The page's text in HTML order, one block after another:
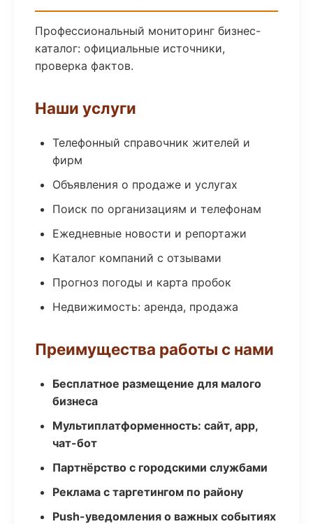
Профессиональный мониторинг бизнес-
каталог: официальные источники,
проверка фактов.
Наши услуги
Телефонный справочник жителей и
фирм
Объявления о продаже и услугах
Поиск по организациям и телефонам
Ежедневные новости и репортажи
Каталог компаний с отзывами
Прогноз погоды и карта пробок
Недвижимость: аренда, продажа
Преимущества работы с нами
Бесплатное размещение для малого
бизнеса
Мультиплатформенность: сайт, app,
чат-бот
Партнёрство с городскими службами
Реклама с таргетингом по району
Push-уведомления о важных событиях